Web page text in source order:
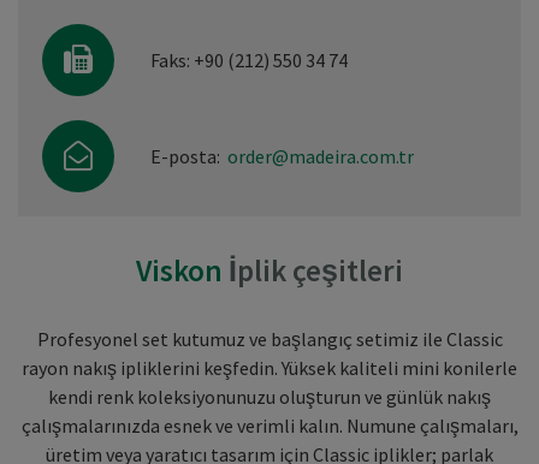
Faks: +90 (212) 550 34 74
E-posta: order@madeira.com.tr
Viskon İplik çeşitleri
Profesyonel set kutumuz ve başlangıç setimiz ile Classic
rayon nakış ipliklerini keşfedin. Yüksek kaliteli mini konilerle
kendi renk koleksiyonunuzu oluşturun ve günlük nakış
çalışmalarınızda esnek ve verimli kalın. Numune çalışmaları,
üretim veya yaratıcı tasarım için Classic iplikler; parlak